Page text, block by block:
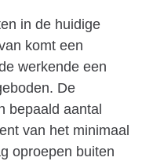
in de huidige
komt een
werkende een
De
bepaald aantal
van het minimaal
oproepen buiten